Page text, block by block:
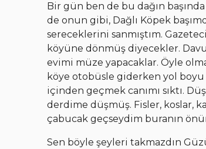
Bir gün ben de bu dağın
de onun gibi, Dağlı Köpek
sereceklerini sanmıştım.
köyüne dönmüş diyecekler.
evimi müze yapacaklar. Öyle
köye otobüsle giderken yol
içinden geçmek canımı sıktı.
derdime düşmüş. Fisler, koslar,
çabucak geçseydim buranın
Sen böyle şeyleri takmazdın